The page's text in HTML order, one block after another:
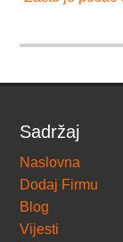
Sadržaj
Naslovna
Dodaj Firmu
Blog
Vijesti